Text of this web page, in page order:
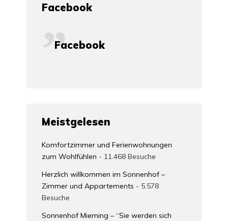
Facebook
Facebook
Meistgelesen
Komfortzimmer und Ferienwohnungen
zum Wohlfühlen - 11.468 Besuche
Herzlich willkommen im Sonnenhof –
Zimmer und Appartements - 5.578
Besuche
Sonnenhof Mieming – “Sie werden sich